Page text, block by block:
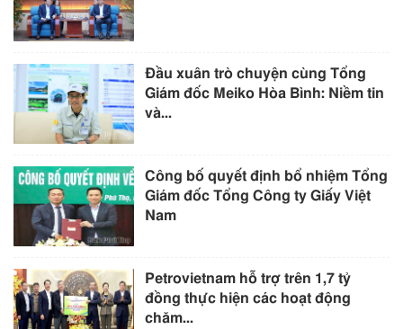
Đầu xuân trò chuyện cùng Tổng
Giám đốc Meiko Hòa Bình: Niềm tin
và...
Công bố quyết định bổ nhiệm Tổng
Giám đốc Tổng Công ty Giấy Việt
Nam
Petrovietnam hỗ trợ trên 1,7 tỷ
đồng thực hiện các hoạt động
chăm...